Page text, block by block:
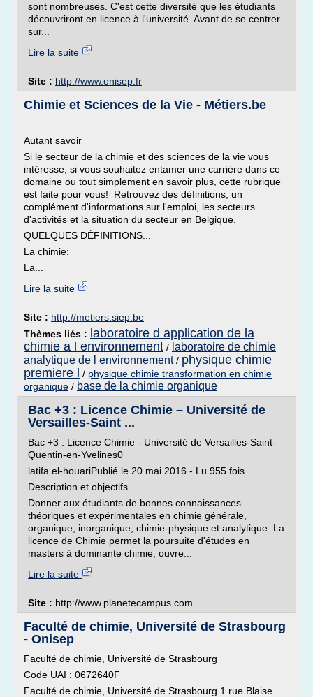
sont nombreuses. C'est cette diversité que les étudiants
découvriront en licence à l'université. Avant de se centrer
sur...
Lire la suite
Site : http://www.onisep.fr
Chimie et Sciences de la Vie - Métiers.be
Autant savoir
Si le secteur de la chimie et des sciences de la vie vous
intéresse, si vous souhaitez entamer une carrière dans ce
domaine ou tout simplement en savoir plus, cette rubrique
est faite pour vous! Retrouvez des définitions, un
complément d'informations sur l'emploi, les secteurs
d'activités et la situation du secteur en Belgique.
QUELQUES DÉFINITIONS...
La chimie:
La...
Lire la suite
Site : http://metiers.siep.be
Thèmes liés : laboratoire d application de la
chimie a l environnement / laboratoire de chimie
analytique de l environnement/ physique chimie
premiere l
/ physique chimie transformation en chimie
organique / base de la chimie organique
Bac +3 : Licence Chimie – Université de
Versailles-Saint ...
Bac +3 : Licence Chimie - Université de Versailles-Saint-
Quentin-en-Yvelines0
latifa el-houariPublié le 20 mai 2016 - Lu 955 fois
Description et objectifs
Donner aux étudiants de bonnes connaissances
théoriques et expérimentales en chimie générale,
organique, inorganique, chimie-physique et analytique. La
licence de Chimie permet la poursuite d'études en
masters à dominante chimie, ouvre...
Lire la suite
Site : http://www.planetecampus.com
Faculté de chimie, Université de Strasbourg
- Onisep
Faculté de chimie, Université de Strasbourg
Code UAI : 0672640F
Faculté de chimie, Université de Strasbourg 1 rue Blaise